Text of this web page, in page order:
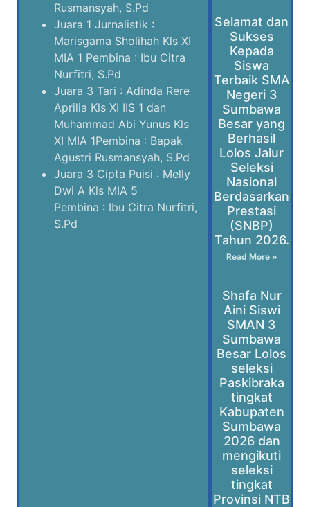
Rusmansyah, S.Pd
Juara 1 Jurnalistik :
Marisgama Sholihah Kls XI
MIA 1 Pembina : Ibu Citra
Nurfitri, S.Pd
Juara 3 Tari : Adinda Rere
Aprilia Kls XI IIS 1 dan
Muhammad Abi Yunus Kls
XI MIA 1Pembina : Bapak
Agustri Rusmansyah, S.Pd
Juara 3 Cipta Puisi : Melly
Dwi A Kls MIA 5
Pembina : Ibu Citra Nurfitri,
S.Pd
Selamat dan
Sukses
Kepada
Siswa
Terbaik SMA
Negeri 3
Sumbawa
Besar yang
Berhasil
Lolos Jalur
Seleksi
Nasional
Berdasarkan
Prestasi
(SNBP)
Tahun 2026.
Read More »
Shafa Nur
Aini Siswi
SMAN 3
Sumbawa
Besar Lolos
seleksi
Paskibraka
tingkat
Kabupaten
Sumbawa
2026 dan
mengikuti
seleksi
tingkat
Provinsi NTB